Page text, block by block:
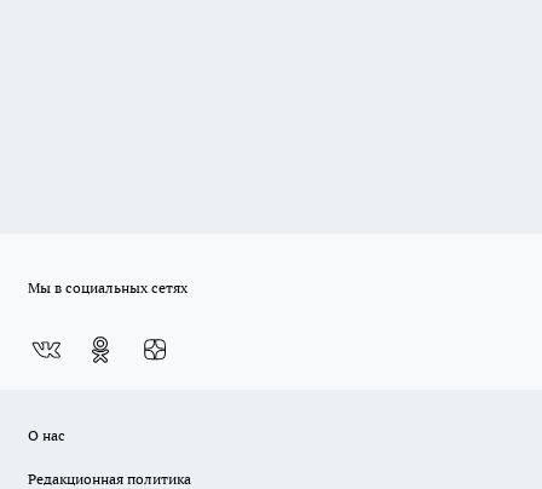
Мы в социальных сетях
О нас
Редакционная политика